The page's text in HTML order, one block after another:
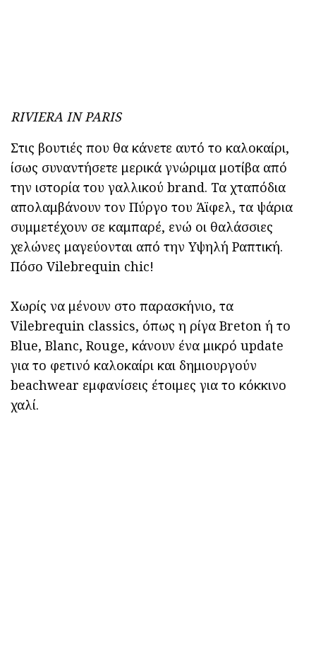
RIVIERA INPARIS
Στις βουτιές που θα κάνετε αυτό το καλοκαίρι,
ίσως συναντήσετε μερικά γνώριμα μοτίβα από
την ιστορία του γαλλικού brand. Τα χταπόδια
απολαμβάνουν τον Πύργο του Άϊφελ, τα ψάρια
συμμετέχουν σε καμπαρέ, ενώ οι θαλάσσιες
χελώνες μαγεύονται από την Υψηλή Ραπτική.
Πόσο Vilebrequin chic!
Χωρίς να μένουν στο παρασκήνιο, τα
Vilebrequin classics, όπως η ρίγα Breton ή το
Blue, Blanc, Rouge, κάνουν ένα μικρό update
για το φετινό καλοκαίρι και δημιουργούν
beachwear εμφανίσεις έτοιμες για το κόκκινο
χαλί.